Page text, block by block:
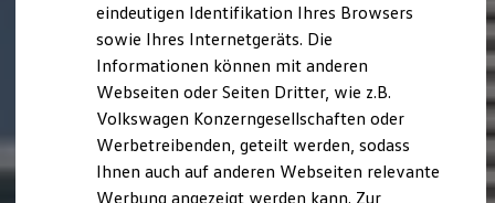
Digitale Extras
Schnittstellen zu Ihrem ID.
Hybridautos
Volkswagen R und R Experience
R-Modelle
R Experience
Driving Experience
Volkswagen entdecken
Werkbesichtigung
eindeutigen Identifikation Ihres Browsers
sowie Ihres Internetgeräts. Die
Informationen können mit anderen
Webseiten oder Seiten Dritter, wie z.B.
Volkswagen Konzerngesellschaften oder
Werbetreibenden, geteilt werden, sodass
Ihnen auch auf anderen Webseiten relevante
Werbung angezeigt werden kann. Zur